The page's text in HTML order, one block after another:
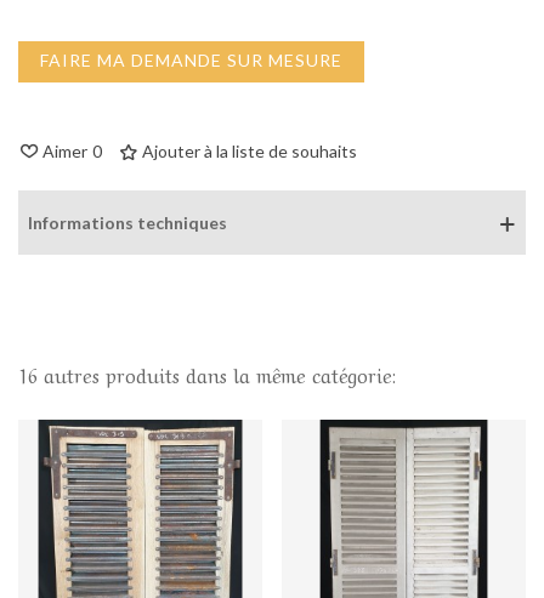
FAIRE MA DEMANDE SUR MESURE
Aimer 0 Ajouter à la liste de souhaits
Informations techniques
16 autres produits dans la même catégorie: